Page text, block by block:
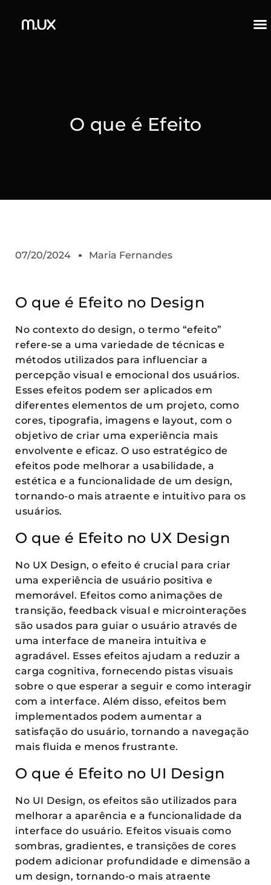
O que é Efeito
07/20/2024 Maria Fernandes
O que é Efeito no Design
No contexto do design, o termo “efeito”
refere-se a uma variedade de técnicas e
métodos utilizados para influenciar a
percepção visual e emocional dos usuários.
Esses efeitos podem ser aplicados em
diferentes elementos de um projeto, como
cores, tipografia, imagens e layout, com o
objetivo de criar uma experiência mais
envolvente e eficaz. O uso estratégico de
efeitos pode melhorar a usabilidade, a
estética e a funcionalidade de um design,
tornando-o mais atraente e intuitivo para os
usuários.
O que é Efeito no UX Design
No UX Design, o efeito é crucial para criar
uma experiência de usuário positiva e
memorável. Efeitos como animações de
transição, feedback visual e microinterações
são usados para guiar o usuário através de
uma interface de maneira intuitiva e
agradável. Esses efeitos ajudam a reduzir a
carga cognitiva, fornecendo pistas visuais
sobre o que esperar a seguir e como interagir
com a interface. Além disso, efeitos bem
implementados podem aumentar a
satisfação do usuário, tornando a navegação
mais fluida e menos frustrante.
O que é Efeito no UI Design
No UI Design, os efeitos são utilizados para
melhorar a aparência e a funcionalidade da
interface do usuário. Efeitos visuais como
sombras, gradientes, e transições de cores
podem adicionar profundidade e dimensão a
um design, tornando-o mais atraente